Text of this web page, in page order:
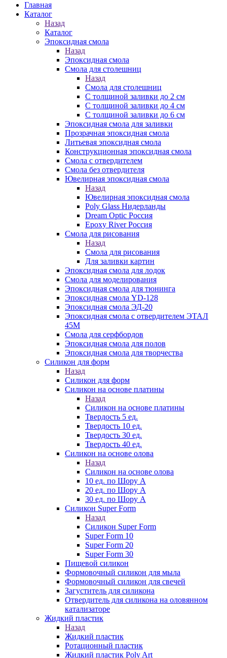
Главная
Каталог
Назад
Каталог
Эпоксидная смола
Назад
Эпоксидная смола
Смола для столешниц
Назад
Смола для столешниц
С толщиной заливки до 2 см
С толщиной заливки до 4 см
С толщиной заливки до 6 см
Эпоксидная смола для заливки
Прозрачная эпоксидная смола
Литьевая эпоксидная смола
Конструкционная эпоксидная смола
Смола с отвердителем
Смола без отвердителя
Ювелирная эпоксидная смола
Назад
Ювелирная эпоксидная смола
Poly Glass Нидерланды
Dream Optic Россия
Epoxy River Россия
Смола для рисования
Назад
Смола для рисования
Для заливки картин
Эпоксидная смола для лодок
Смола для моделирования
Эпоксидная смола для тюнинга
Эпоксидная смола YD-128
Эпоксидная смола ЭД-20
Эпоксидная смола с отвердителем ЭТАЛ
45М
Смола для серфбордов
Эпоксидная смола для полов
Эпоксидная смола для творчества
Силикон для форм
Назад
Силикон для форм
Силикон на основе платины
Назад
Силикон на основе платины
Твердость 5 ед.
Твердость 10 ед.
Твердость 30 ед.
Твердость 40 ед.
Силикон на основе олова
Назад
Силикон на основе олова
10 ед. по Шору А
20 ед. по Шору А
30 ед. по Шору А
Силикон Super Form
Назад
Силикон Super Form
Super Form 10
Super Form 20
Super Form 30
Пищевой силикон
Формовочный силикон для мыла
Формовочный силикон для свечей
Загуститель для силикона
Отвердитель для силикона на оловянном
катализаторе
Жидкий пластик
Назад
Жидкий пластик
Ротационный пластик
Жидкий пластик Poly Art